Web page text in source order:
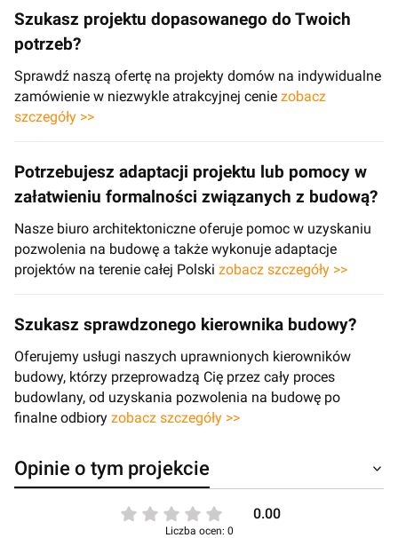
Szukasz projektu dopasowanego do Twoich
potrzeb?
Sprawdź naszą ofertę na projekty domów na indywidualne
zamówienie w niezwykle atrakcyjnej cenie zobacz
szczegóły >>
Potrzebujesz adaptacji projektu lub pomocy w
załatwieniu formalności związanych z budową?
Nasze biuro architektoniczne oferuje pomoc w uzyskaniu
pozwolenia na budowę a także wykonuje adaptacje
projektów na terenie całej Polski zobacz szczegóły >>
Szukasz sprawdzonego kierownika budowy?
Oferujemy usługi naszych uprawnionych kierowników
budowy, którzy przeprowadzą Cię przez cały proces
budowlany, od uzyskania pozwolenia na budowę po
finalne odbiory zobacz szczegóły >>
Opinie o tym projekcie
0.00
Liczba ocen: 0